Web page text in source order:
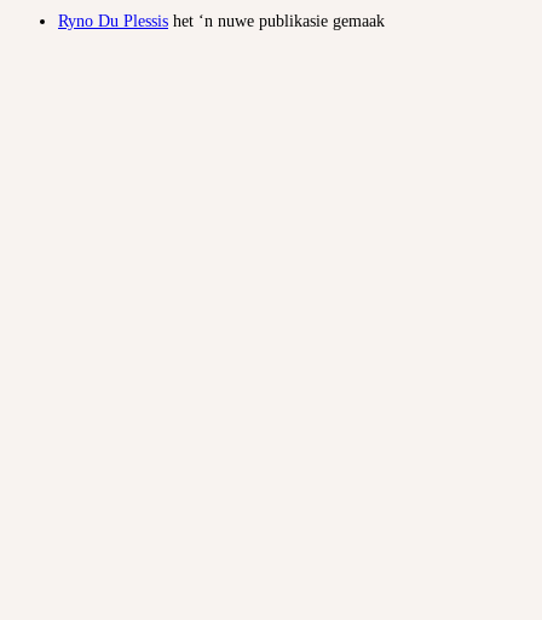
Ryno Du Plessis het ‘n nuwe publikasie gemaak